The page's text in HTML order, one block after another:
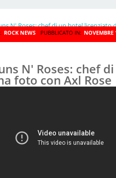
ROCK NEWS PUBBLICATO IN: NOVEMBRE
N' Roses: chef
foto con Axl Rose